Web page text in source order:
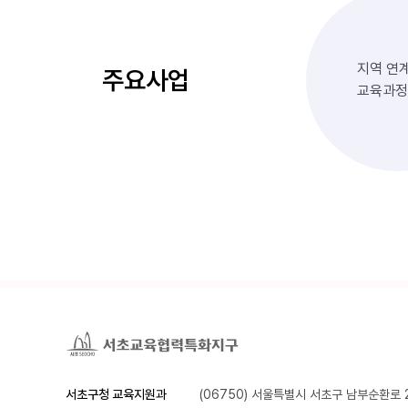
주요사업
지역 연
교육과
서초구청 교육지원과 (06750) 서울특별시 서초구 남부순환